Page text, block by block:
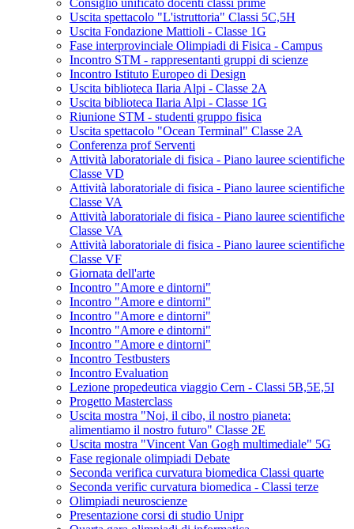
Consiglio unificato docenti classi prime
Uscita spettacolo "L'istruttoria" Classi 5C,5H
Uscita Fondazione Mattioli - Classe 1G
Fase interprovinciale Olimpiadi di Fisica - Campus
Incontro STM - rappresentanti gruppi di scienze
Incontro Istituto Europeo di Design
Uscita biblioteca Ilaria Alpi - Classe 2A
Uscita biblioteca Ilaria Alpi - Classe 1G
Riunione STM - studenti gruppo fisica
Uscita spettacolo "Ocean Terminal" Classe 2A
Conferenza prof Serventi
Attività laboratoriale di fisica - Piano lauree scientifiche
Classe VD
Attività laboratoriale di fisica - Piano lauree scientifiche
Classe VA
Attività laboratoriale di fisica - Piano lauree scientifiche
Classe VA
Attività laboratoriale di fisica - Piano lauree scientifiche
Classe VF
Giornata dell'arte
Incontro "Amore e dintorni"
Incontro "Amore e dintorni"
Incontro "Amore e dintorni"
Incontro "Amore e dintorni"
Incontro "Amore e dintorni"
Incontro Testbusters
Incontro Evaluation
Lezione propedeutica viaggio Cern - Classi 5B,5E,5I
Progetto Masterclass
Uscita mostra "Noi, il cibo, il nostro pianeta:
alimentiamo il nostro futuro" Classe 2E
Uscita mostra "Vincent Van Gogh multimediale" 5G
Fase regionale olimpiadi Debate
Seconda verifica curvatura biomedica Classi quarte
Seconda verific curvatura biomedica - Classi terze
Olimpiadi neuroscienze
Presentazione corsi di studio Unipr